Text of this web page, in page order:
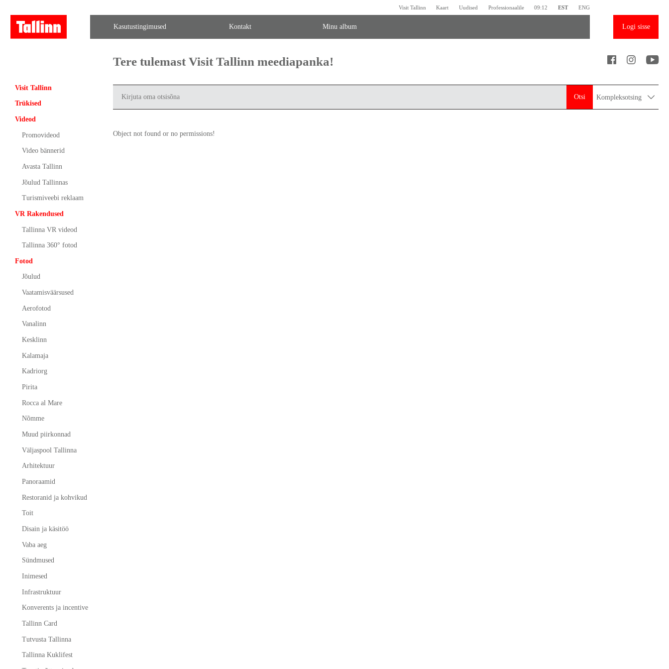
Visit Tallinn Kaart Uudised Professionaalile 09:12 EST ENG
Kasutustingimused Kontakt Minu album Logi sisse
Visit Tallinn
Trükised
Videod
Promovideod
Video bännerid
Avasta Tallinn
Jõulud Tallinnas
Turismiveebi reklaam
VR Rakendused
Tallinna VR videod
Tallinna 360° fotod
Fotod
Jõulud
Vaatamisväärsused
Aerofotod
Vanalinn
Kesklinn
Kalamaja
Kadriorg
Pirita
Rocca al Mare
Nõmme
Muud piirkonnad
Väljaspool Tallinna
Arhitektuur
Panoraamid
Restoranid ja kohvikud
Toit
Disain ja käsitöö
Vaba aeg
Sündmused
Inimesed
Infrastruktuur
Konverents ja incentive
Tallinn Card
Tutvusta Tallinna
Tallinna Kuklifest
Tere tulemast Visit Tallinn meediapanka!
Otsi Kompleksotsing
Object not found or no permissions!